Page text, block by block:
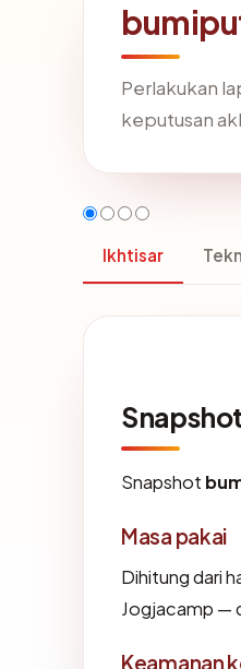
Perlakukan
keputusan
Ikhtisar
Snapshot
Masa pakai
Dihitung dari
Jogjacamp —
Keamanan